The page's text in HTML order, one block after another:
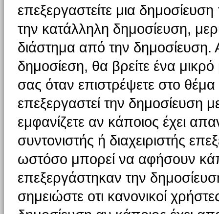
επεξεργαστείτε μια
την κατάλληλη δημοσίευση,
διάστημα από την δημοσίευση.
δημοσίεση, θα βρείτε ένα
σας όταν επιστρέψετε στο
επεξεργαστεί την δημοσίευση
εμφανίζετε αν κάποιος έχει
συντονιστής ή διαχειριστής
ωστόσο μπορεί να αφήσουν
επεξεργάστηκαν την
σημειώστε οτι κανονικοί